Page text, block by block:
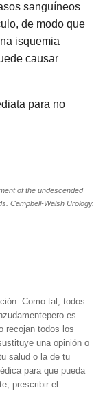
sanguíneos
de modo que
isquemia
causar
para no
of the undescended
Campbell-Walsh Urology.
Como tal, todos
es
recojan todos los
una opinión o
salud o la de tu
para que pueda
prescribir el